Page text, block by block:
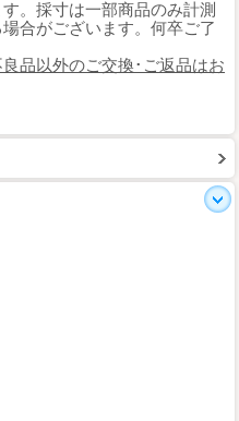
。採寸は一部商品のみ計測
合がございます。何卒ご了
品以外のご交換･ご返品はお